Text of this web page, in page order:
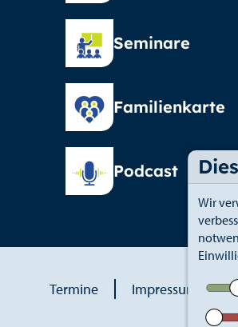
Wir
Seminare
Familienkarte
Podcast
Termine Impressum